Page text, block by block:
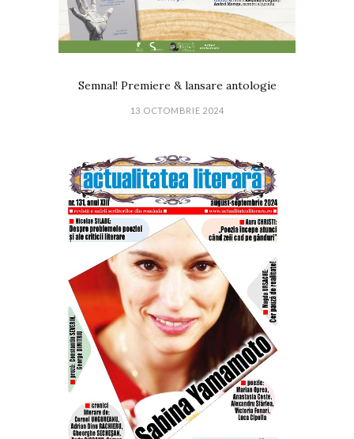
Semnal! Premiere & lansare antologie
13 OCTOMBRIE 2024